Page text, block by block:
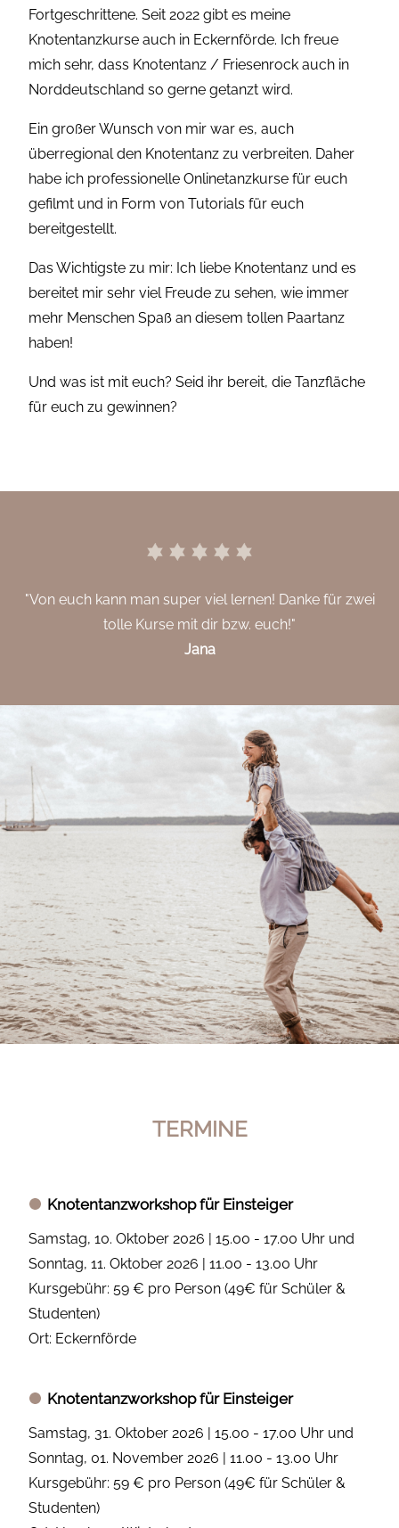
Fortgeschrittene. Seit 2022 gibt es meine
Knotentanzkurse auch in Eckernförde. Ich freue
mich sehr, dass Knotentanz / Friesenrock auch in
Norddeutschland so gerne getanzt wird.
Ein großer Wunsch von mir war es, auch
überregional den Knotentanz zu verbreiten. Daher
habe ich professionelle Onlinetanzkurse für euch
gefilmt und in Form von Tutorials für euch
bereitgestellt.
Das Wichtigste zu mir: Ich liebe Knotentanz und es
bereitet mir sehr viel Freude zu sehen, wie immer
mehr Menschen Spaß an diesem tollen Paartanz
haben!
Und was ist mit euch? Seid ihr bereit, die Tanzfläche
für euch zu gewinnen?
"Von euch kann man super viel lernen! Danke für zwei
tolle Kurse mit dir bzw. euch!"
Jana
TERMINE
Knotentanzworkshop für Einsteiger
Samstag, 10. Oktober 2026 | 15.00 - 17.00 Uhr und
Sonntag, 11. Oktober 2026 | 11.00 - 13.00 Uhr
Kursgebühr: 59 € pro Person (49€ für Schüler &
Studenten)
Ort: Eckernförde
Knotentanzworkshop für Einsteiger
Samstag, 31. Oktober 2026 | 15.00 - 17.00 Uhr und
Sonntag, 01. November 2026 | 11.00 - 13.00 Uhr
Kursgebühr: 59 € pro Person (49€ für Schüler &
Studenten)